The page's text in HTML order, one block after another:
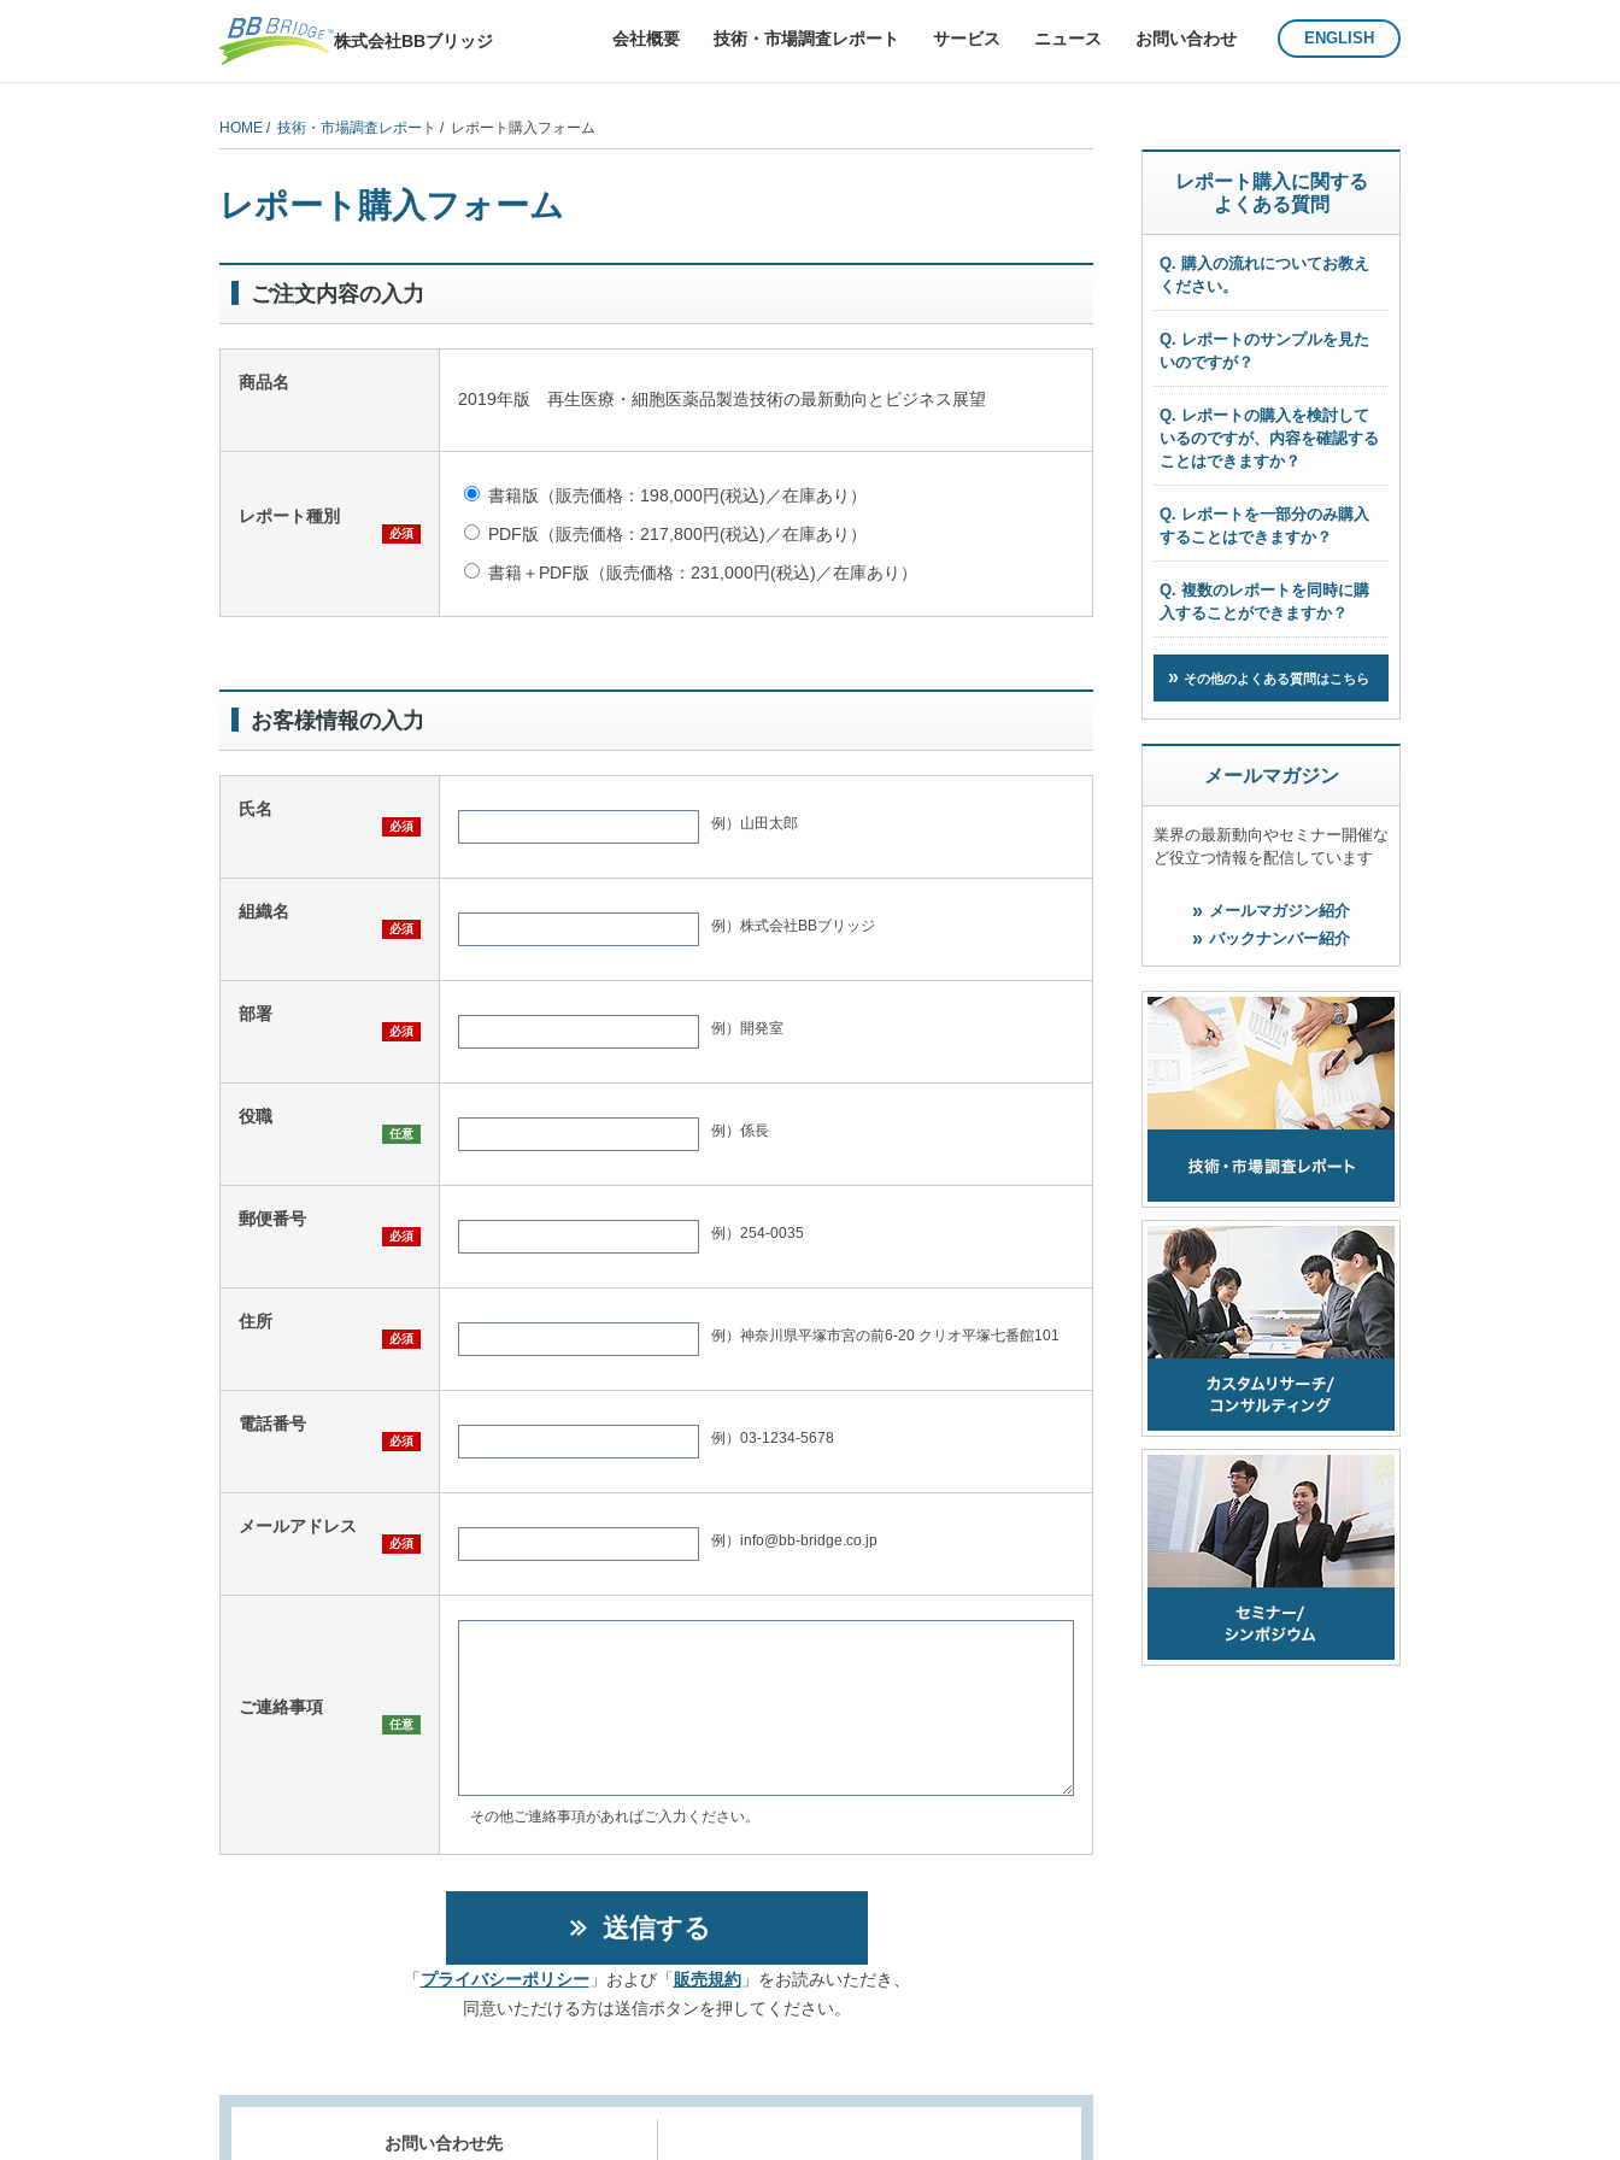
株式会社BBブリッジ 会社概要 技術・市場調査レポート サービス ニュース お問い合わせ ENGLISH
HOME / 技術・市場調査レポート / レポート購入フォーム
レポート購入フォーム
ご注文内容の入力
商品名
2019年版 再生医療・細胞医薬品製造技術の最新動向とビジネス展望
レポート種別
書籍版（販売価格：198,000円(税込)／在庫あり）
PDF版（販売価格：217,800円(税込)／在庫あり）
書籍＋PDF版（販売価格：231,000円(税込)／在庫あり）
お客様情報の入力
氏名
例）山田太郎
組織名
例）株式会社BBブリッジ
部署
例）開発室
役職
例）係長
郵便番号
例）254-0035
住所
例）神奈川県平塚市宮の前6-20 クリオ平塚七番館101
電話番号
例）03-1234-5678
メールアドレス
例）info@bb-bridge.co.jp
ご連絡事項
その他ご連絡事項があればご入力ください。
「プライバシーポリシー」および「 販売規約」をお読みいただき、
同意いただける方は送信ボタンを押してください。
お問い合わせ先
レポート購入に関する
よくある質問
Q. 購入の流れについてお教え
ください。
Q. レポートのサンプルを見た
いのですが？
Q. レポートの購入を検討して
いるのですが、内容を確認する
ことはできますか？
Q. レポートを一部分のみ購入
することはできますか？
Q. 複数のレポートを同時に購
入することができますか？
その他のよくある質問はこちら
メールマガジン
業界の最新動向やセミナー開催な
ど役立つ情報を配信しています
メールマガジン紹介
バックナンバー紹介